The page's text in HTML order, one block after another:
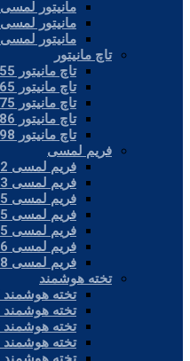
مانیتور لمسی 65 اینچ
مانیتور لمسی 75 اینچ
مانیتور لمسی 86 اینچ
تاچ مانیتور
تاچ مانیتور 55 اینچ
تاچ مانیتور 65 اینچ
تاچ مانیتور 75 اینچ
تاچ مانیتور 86 اینچ
تاچ مانیتور 98 اینچ
فریم لمسی
فریم لمسی 32 اینچ
فریم لمسی 43 اینچ
فریم لمسی 55 اینچ
فریم لمسی 65 اینچ
فریم لمسی 75 اینچ
فریم لمسی 86 اینچ
فریم لمسی 98 اینچ
تخته هوشمند
تخته هوشمند 55 اینچ
تخته هوشمند 65 اینچ
تخته هوشمند 75 اینچ
تخته هوشمند 86 اینچ